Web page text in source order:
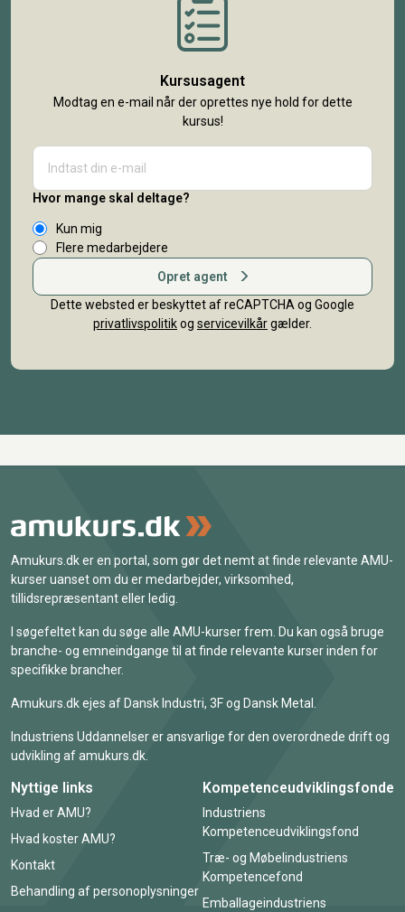
Kursusagent
Modtag en e-mail når der oprettes nye hold for dette
kursus!
Hvor mange skal deltage?
Kun mig
Flere medarbejdere
Opret agent
Dette websted er beskyttet af reCAPTCHA og Google
privatlivspolitikog servicevilkårgælder.
Amukurs.dk er en portal, som gør det nemt at finde relevante AMU-
kurser uanset om du er medarbejder, virksomhed,
tillidsrepræsentant eller ledig.
I søgefeltet kan du søge alle AMU-kurser frem. Du kan også bruge
branche- og emneindgange til at finde relevante kurser inden for
specifikke brancher.
Amukurs.dk ejes af Dansk Industri, 3F og Dansk Metal.
Industriens Uddannelser er ansvarlige for den overordnede drift og
udvikling af amukurs.dk.
Nyttige links
Hvad er AMU?
Hvad koster AMU?
Kontakt
Behandling af personoplysninger
Kompetenceudviklingsfonde
Industriens
Kompetenceudviklingsfond
Træ- og Møbelindustriens
Kompetencefond
Emballageindustriens